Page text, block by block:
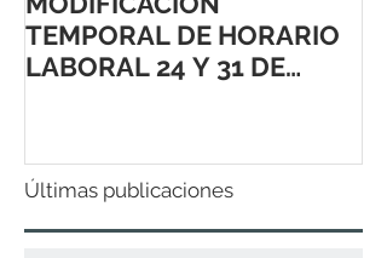
TEMPORAL DE HORARIO
LABORAL 24 Y 31 DE
Últimas publicaciones